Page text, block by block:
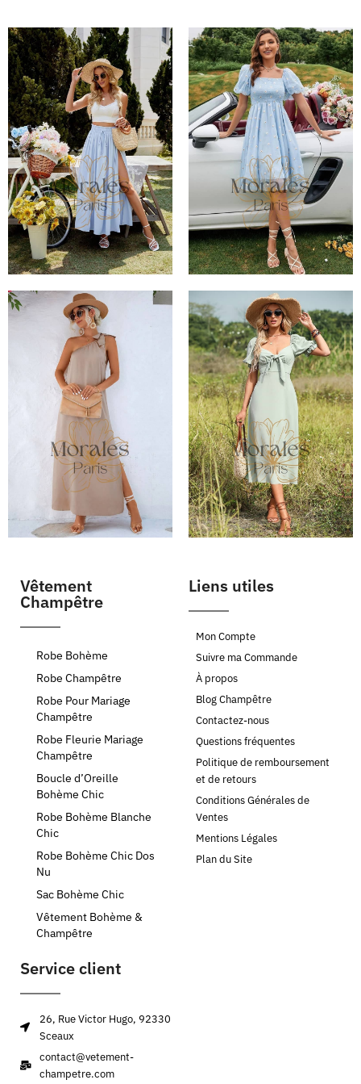
Vêtement
Champêtre
Robe Bohème
Robe Champêtre
Robe Pour Mariage
Champêtre
Robe Fleurie Mariage
Champêtre
Boucle d’Oreille
Bohème Chic
Robe Bohème Blanche
Chic
Robe Bohème Chic Dos
Nu
Sac Bohème Chic
Vêtement Bohème &
Champêtre
Liens utiles
Mon Compte
Suivre ma Commande
À propos
Blog Champêtre
Contactez-nous
Questions fréquentes
Politique de remboursement
et de retours
Conditions Générales de
Ventes
Mentions Légales
Plan du Site
Service client
26, Rue Victor Hugo, 92330
Sceaux
contact@vetement-
champetre.com